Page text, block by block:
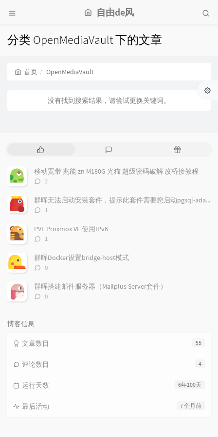
自由de风
分类 OpenMediaVault 下的文章
首页 OpenMediaVault
没有找到搜索结果，请尝试更换关键词。
热
文
章
评
论
随
文
章
移动宽带 兆能 zn M180G 光猫 超级密码破解 改桥接教程
评
数：
2
群晖无法启动安装套件，提示此套件需要您启动pgsql-adapter.service
评
数：
1
PVE Proxmox VE 使用IPv6
评
数：
1
群晖Docker设置bridge-host模式
评
数：
0
群晖搭建邮件服务器（Mailplus Server套件）
评
0
博客信息
55
文章数目
4
评论数目
6年100天
运行天数
7 个月前
最后活动